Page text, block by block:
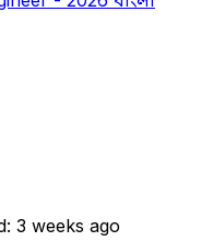
3 weeks ago